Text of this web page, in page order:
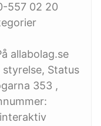
557 02 20
allabolag.se
Status
353 ,